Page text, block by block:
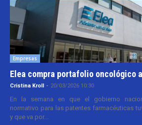
Empresas
Elea compra portafolio oncológico
Cristina Kroll - 20/03/2026 10:30
En la semana en que el gobierno
normativo para las patentes farmacéuticas
y que va por...